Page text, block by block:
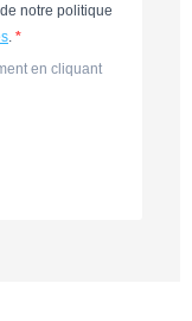
notre politique
.
en cliquant